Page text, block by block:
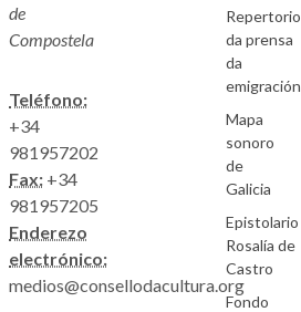
de
Compostela
Teléfono:
+34
981957202
Fax: +34
981957205
Enderezo
electrónico:
medios@consellodacultura.org
Repertorio
da prensa
da
emigración
Mapa
sonoro
de
Galicia
Epistolario
Rosalía de
Castro
Fondo